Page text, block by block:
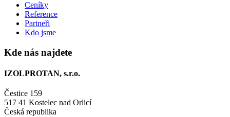
Ceníky
Reference
Partneři
Kdo jsme
Kde nás najdete
IZOLPROTAN, s.r.o.
Čestice 159
517 41 Kostelec nad Orlicí
Česká republika